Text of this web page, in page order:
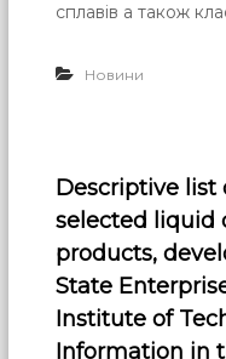
сплавів а також
Новини
Descriptive list
selected liquid
products,
State
Institute of
Information in